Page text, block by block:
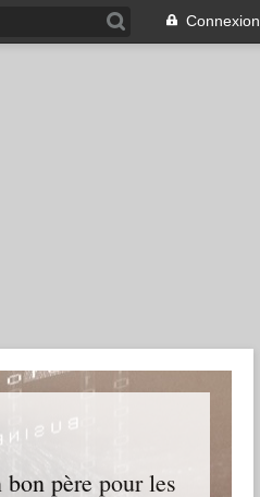
Connexion
père pour les